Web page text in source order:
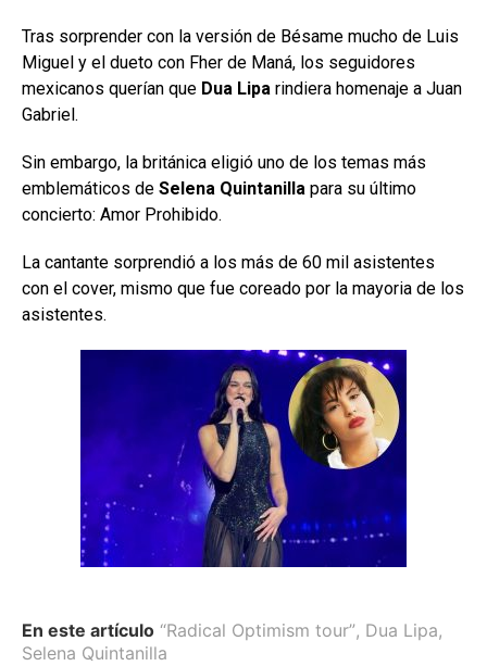
Tras sorprender con la versión de Bésame mucho de Luis
Miguel y el dueto con Fher de Maná, los seguidores
mexicanos querían que Dua Lipa rindiera homenaje a Juan
Gabriel.
Sin embargo, la británica eligió uno de los temas más
emblemáticos de Selena Quintanilla para su último
concierto: Amor Prohibido.
La cantante sorprendió a los más de 60 mil asistentes
con el cover, mismo que fue coreado por la mayoria de los
asistentes.
En este artículo “Radical Optimism tour”, Dua Lipa,
Selena Quintanilla